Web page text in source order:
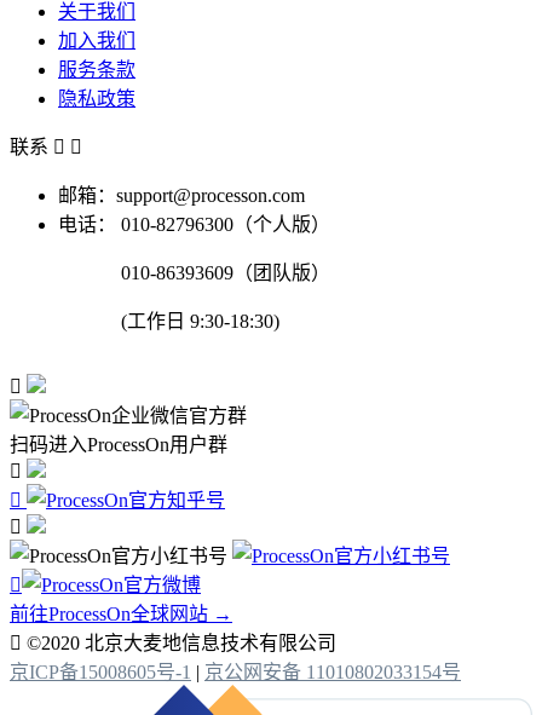
关于我们
加入我们
服务条款
隐私政策
联系  
邮箱：support@processon.com
电话：
010-82796300（个人版）
010-86393609（团队版）
(工作日 9:30-18:30)

扫码进入ProcessOn用户群




前往ProcessOn全球网站 →
 ©2020 北京大麦地信息技术有限公司
京ICP备15008605号-1 | 京公网安备 11010802033154号